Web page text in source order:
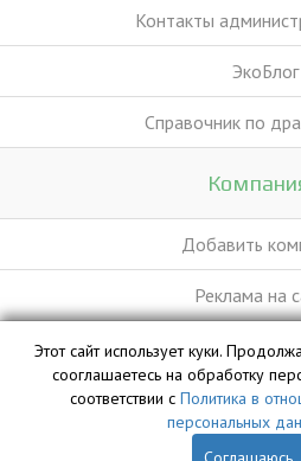
Контакты
ЭкоБлог
Справочник по
Добавить
Реклама на
База данных сайта vyvoz.org
собственностью ООО «Профит»
Этот сайт использует куки.
сооглашаетесь на обработку
соответствии с Политика в
персональных